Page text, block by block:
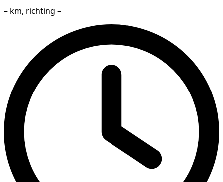
– km, richting –